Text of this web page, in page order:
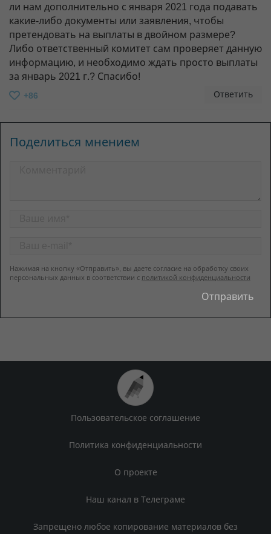
ли нам дополнительно с января 2021 года подавать
какие-либо документы или заявления, чтобы
претендовать на выплаты в двойном размере?
Либо ответственный комитет сам проверяет данную
информацию, и необходимо ждать просто выплаты
за январь 2021 г.? Спасибо!
+86 Ответить
Поделиться мнением
Нажимая на кнопку «Отправить», вы даете согласие на обработку своих
персональных данных в соответствии с политикой конфиденциальности
Пользовательское соглашение
Политика конфиденциальности
О проекте
Наш канал в Телеграме
Запрещено любое копирование материалов без